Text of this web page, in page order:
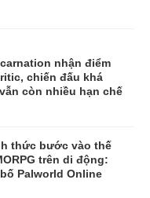
nhận điểm
chiến đấu khá
còn nhiều hạn chế
thức bước vào thế
trên di động:
Palworld Online